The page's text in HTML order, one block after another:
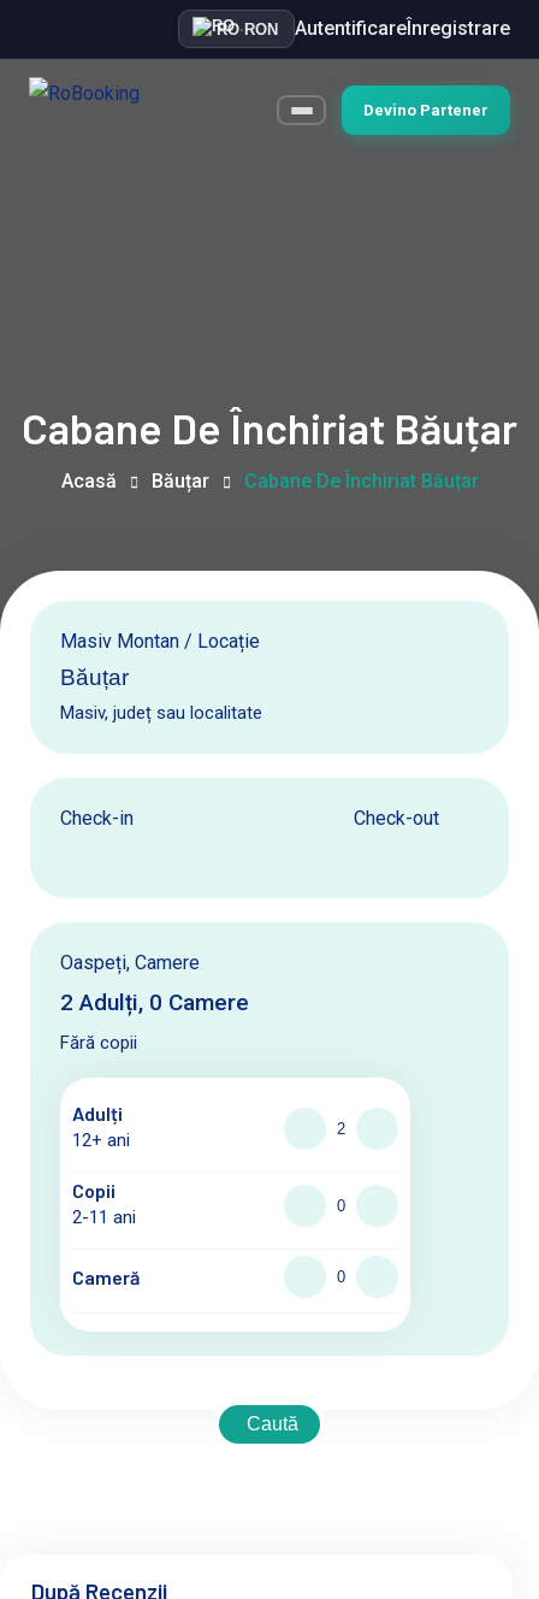
RO·RON AutentificareÎnregistrare
Devino Partener
Cabane De Închiriat Băuțar
Acasă Băuțar Cabane De Închiriat Băuțar
Masiv Montan / Locație
Masiv, județ sau localitate
Check-in Check-out
Oaspeți, Camere
2 Adulți, 0 Camere
Fără copii
Adulți
12+ ani
Copii
2-11 ani
Cameră
Caută
După Recenzii